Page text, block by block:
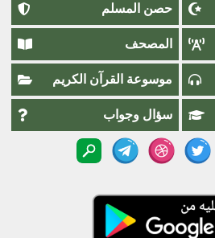
حصن المسلم
المصحف
موسوعة القرآن الكريم
سؤال وجواب